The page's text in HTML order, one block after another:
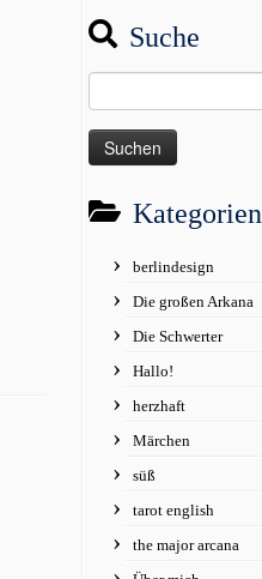
Suche
nach:
Kategorien
berlindesign
Die großen Arkana
Die Schwerter
Hallo!
herzhaft
Märchen
süß
tarot english
the major arcana